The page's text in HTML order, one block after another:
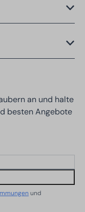
an und halte
besten Angebote
und